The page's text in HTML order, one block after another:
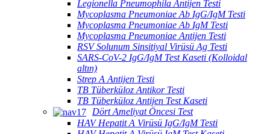
Legionella Pneumophila Antijen Testi
Mycoplasma Pneumoniae Ab IgG/IgM Testi
Mycoplasma Pneumoniae Ab IgM Testi
Mycoplasma Pneumoniae Antijen Testi
RSV Solunum Sinsitiyal Virüsü Ag Testi
SARS-CoV-2 IgG/IgM Test Kaseti (Kolloidal
altın)
Strep A Antijen Testi
TB Tüberküloz Antikor Testi
TB Tüberküloz Antijen Test Kaseti
Dört Ameliyat Öncesi Test
HAV Hepatit A Virüsü IgG/IgM Testi